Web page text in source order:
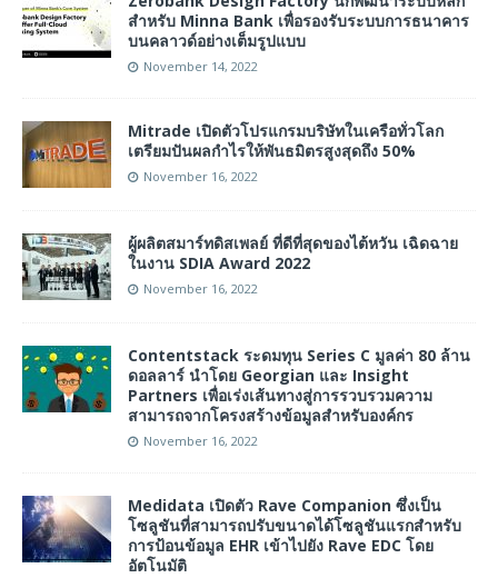
สำหรับ Minna Bank เพื่อรองรับระบบการธนาคาร
บนคลาวด์อย่างเต็มรูปแบบ
November 14, 2022
Mitrade เปิดตัวโปรแกรมบริษัทในเครือทั่วโลก
เตรียมปันผลกำไรให้พันธมิตรสูงสุดถึง 50%
November 16, 2022
ผู้ผลิตสมาร์ทดิสเพลย์ ที่ดีที่สุดของไต้หวัน เฉิดฉาย
ในงาน SDIA Award 2022
November 16, 2022
Contentstack ระดมทุน Series C มูลค่า 80 ล้าน
ดอลลาร์ นำโดย Georgian และ Insight
Partners เพื่อเร่งเส้นทางสู่การรวบรวมความ
สามารถจากโครงสร้างข้อมูลสำหรับองค์กร
November 16, 2022
Medidata เปิดตัว Rave Companion ซึ่งเป็น
โซลูชันที่สามารถปรับขนาดได้โซลูชันแรกสำหรับ
การป้อนข้อมูล EHR เข้าไปยัง Rave EDC โดย
อัตโนมัติ